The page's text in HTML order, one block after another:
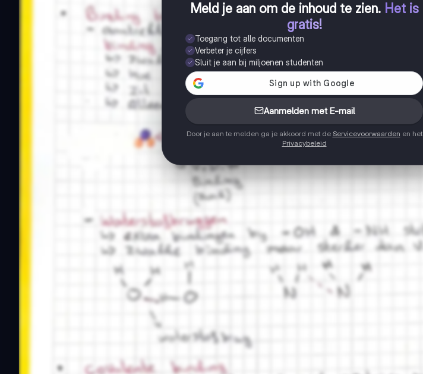
Meld je aan om de inhoud te zien. Het is
gratis!
Toegang tot alle documenten
Verbeter je cijfers
Sluit je aan bij miljoenen studenten
Aanmelden met E-mail
Door je aan te melden ga je akkoord met de Servicevoorwaarden en het
Privacybeleid